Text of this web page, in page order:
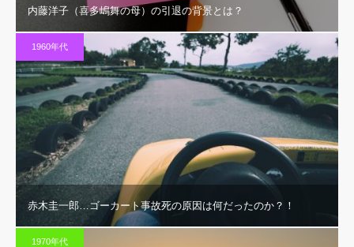
内藤洋子（喜多嶋舞の母）の引退の背景とは？
1960年代
赤木圭一郎…ゴーカート事故死の原因は何だったのか？！
1970年代